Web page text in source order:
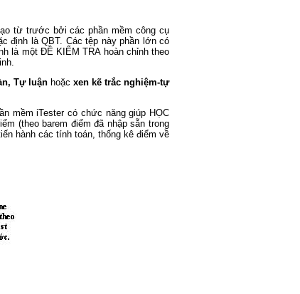
từ trước bởi các phần mềm công cụ
định là QBT. Các tệp này phần lớn có
là một ĐỀ KIỂM TRA hoàn chỉnh theo
Tự luậnhoặc xen kẽ trắc nghiệm-tự
mềm iTester có chức năng giúp HỌC
(theo barem điểm đã nhập sẵn trong
hành các tính toán, thống kê điểm về